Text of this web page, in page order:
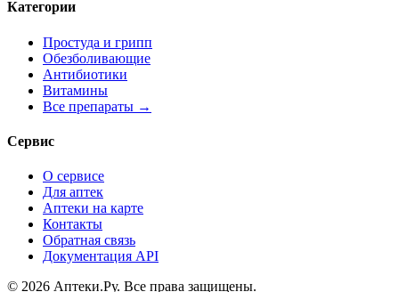
Категории
Простуда и грипп
Обезболивающие
Антибиотики
Витамины
Все препараты →
Сервис
О сервисе
Для аптек
Аптеки на карте
Контакты
Обратная связь
Документация API
© 2026 Аптеки.Ру. Все права защищены.